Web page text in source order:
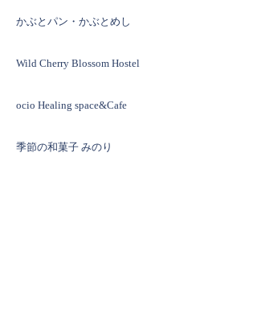
かぶとパン・かぶとめし
Wild Cherry Blossom Hostel
ocio Healing space&Cafe
季節の和菓子 みのり